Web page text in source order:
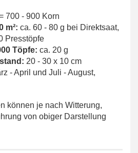
700 - 900 Korn
m²: ca. 60 - 80 g bei Direktsaat,
Presstöpfe
Töpfe: ca. 20 g
20 - 30 x 10 cm
- April und Juli - August,
können je nach Witterung,
von obiger Darstellung